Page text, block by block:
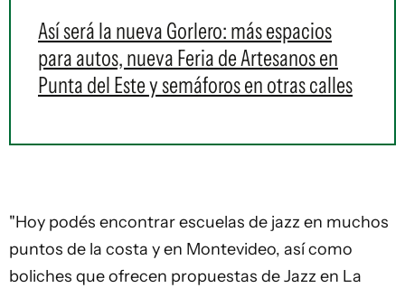
Así será la nueva Gorlero: más espacios
para autos, nueva Feria de Artesanos en
Punta del Este y semáforos en otras calles
"Hoy podés encontrar escuelas de jazz en muchos
puntos de la costa y en Montevideo, así como
boliches que ofrecen propuestas de Jazz en La